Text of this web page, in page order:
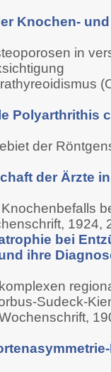
Knochen-
in
Polyarthrithis
der
der Ärzte
1924,
bei
ihre
Sudeck-